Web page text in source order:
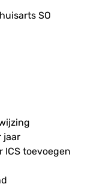
SO
jaar
ICS toevoegen